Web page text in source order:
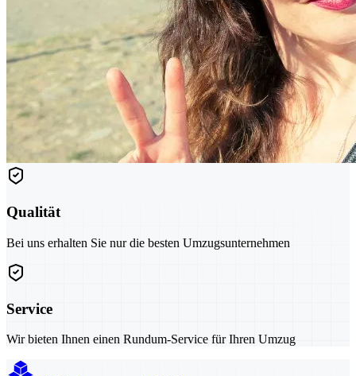
Qualität
Bei uns erhalten Sie nur die besten Umzugsunternehmen
Service
Wir bieten Ihnen einen Rundum-Service für Ihren Umzug